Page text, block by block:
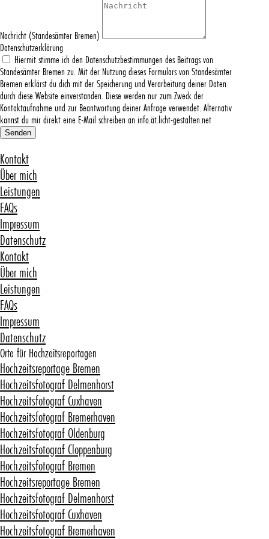
Nachricht (Standesämter Bremen)
Datenschutzerklärung
Hiermit stimme ich den Datenschutzbestimmungen des Beitrags von
Standesämter Bremen zu. Mit der Nutzung dieses Formulars von Standesämter
Bremen erklärst du dich mit der Speicherung und Verarbeitung deiner Daten
durch diese Website einverstanden. Diese werden nur zum Zweck der
Kontaktaufnahme und zur Beantwortung deiner Anfrage verwendet. Alternativ
kannst du mir direkt eine E-Mail schreiben an info.ät.licht-gestalten.net
Senden
Kontakt
Über mich
Leistungen
FAQs
Impressum
Datenschutz
Kontakt
Über mich
Leistungen
FAQs
Impressum
Datenschutz
Orte für Hochzeitsreportagen
Hochzeitsreportage Bremen
Hochzeitsfotograf Delmenhorst
Hochzeitsfotograf Cuxhaven
Hochzeitsfotograf Bremerhaven
Hochzeitsfotograf Oldenburg
Hochzeitsfotograf Cloppenburg
Hochzeitsfotograf Bremen
Hochzeitsreportage Bremen
Hochzeitsfotograf Delmenhorst
Hochzeitsfotograf Cuxhaven
Hochzeitsfotograf Bremerhaven